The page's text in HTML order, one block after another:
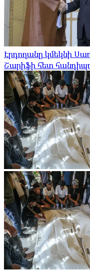
Էրդողանը կմեկնի
Շարիֆի հետ